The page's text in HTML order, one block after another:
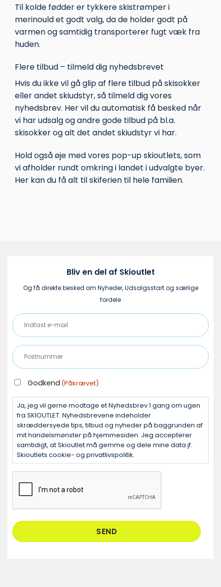
Til kolde fødder er tykkere skistrømper i
merinould et godt valg, da de holder godt på
varmen og samtidig transporterer fugt væk fra
huden.
Flere tilbud – tilmeld dig nyhedsbrevet
Hvis du ikke vil gå glip af flere tilbud på skisokker
eller andet skiudstyr, så tilmeld dig vores
nyhedsbrev. Her vil du automatisk få besked når
vi har udsalg og andre gode tilbud på bl.a.
skisokker og alt det andet skiudstyr vi har.
Hold også øje med vores pop-up skioutlets, som
vi afholder rundt omkring i landet i udvalgte byer.
Her kan du få alt til skiferien til hele familien.
Bliv en del af Skioutlet
Og få direkte besked om Nyheder, Udsalgsstart og særlige
fordele
Indtast
e-
mail
(Påkrævet)
Postnummer
(Påkrævet)
GODKEND
(PÅKRÆVET)
Godkend (Påkrævet)
Ja, jeg vil gerne modtage et Nyhedsbrev 1 gang om ugen
fra SKIOUTLET. Nyhedsbrevene indeholder
skræddersyede tips, tilbud og nyheder på baggrunden af
mit handelsmønster på hjemmesiden. Jeg accepterer
samtidigt, at Skioutlet må gemme og dele mine data jf.
Skioutlets cookie- og privatlivspolitik.